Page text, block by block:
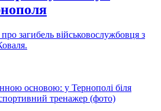
загибель військовослужбовця з